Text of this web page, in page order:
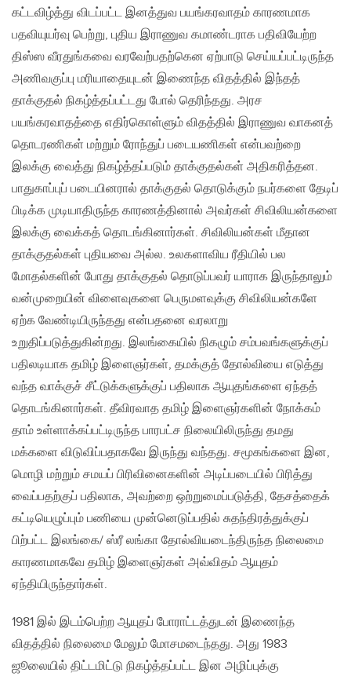
கட்டவிழ்த்து விடப்பட்ட இனத்துவ பயங்கரவாதம் காரணமாக
பதவியுயர்வு பெற்று, புதிய இராணுவ கமாண்டராக பதிவியேற்ற
திஸ்ஸ வீரதுங்கவை வரவேற்பதற்கென ஏற்பாடு செய்யப்பட்டிருந்த
அணிவகுப்பு மரியாதையுடன் இணைந்த விதத்தில் இந்தத்
தாக்குதல் நிகழ்த்தப்பட்டது போல் தெரிந்தது. அரச
பயங்கரவாதத்தை எதிர்கொள்ளும் விதத்தில் இராணுவ வாகனத்
தொடரணிகள் மற்றும் ரோந்துப் படையணிகள் என்பவற்றை
இலக்கு வைத்து நிகழ்த்தப்படும் தாக்குதல்கள் அதிகரித்தன.
பாதுகாப்புப் படையினரால் தாக்குதல் தொடுக்கும் நபர்களை தேடிப்
பிடிக்க முடியாதிருந்த காரணத்தினால் அவர்கள் சிவிலியன்களை
இலக்கு வைக்கத் தொடங்கினார்கள். சிவிலியன்கள் மீதான
தாக்குதல்கள் புதியவை அல்ல. உலகளாவிய ரீதியில் பல
மோதல்களின் போது தாக்குதல் தொடுப்பவர் யாராக இருந்தாலும்
வன்முறையின் விளைவுகளை பெருமளவுக்கு சிவிலியன்களே
ஏற்க வேண்டியிருந்தது என்பதனை வரலாறு
உறுதிப்படுத்துகின்றது. இலங்கையில் நிகழும் சம்பவங்களுக்குப்
பதிலடியாக தமிழ் இளைஞர்கள், தமக்குத் தோல்வியை எடுத்து
வந்த வாக்குச் சீட்டுக்களுக்குப் பதிலாக ஆயுதங்களை ஏந்தத்
தொடங்கினார்கள். தீவிரவாத தமிழ் இளைஞர்களின் நோக்கம்
தாம் உள்ளாக்கப்பட்டிருந்த பாரபட்ச நிலையிலிருந்து தமது
மக்களை விடுவிப்பதாகவே இருந்து வந்தது. சமூகங்களை இன,
மொழி மற்றும் சமயப் பிரிவினைகளின் அடிப்படையில் பிரித்து
வைப்பதற்குப் பதிலாக, அவற்றை ஒற்றுமைப்படுத்தி, தேசத்தைக்
கட்டியெழுப்பும் பணியை முன்னெடுப்பதில் சுதந்திரத்துக்குப்
பிற்பட்ட இலங்கை/ ஸ்ரீ லங்கா தோல்வியடைந்திருந்த நிலைமை
காரணமாகவே தமிழ் இளைஞர்கள் அவ்விதம் ஆயுதம்
ஏந்தியிருந்தார்கள்.
1981 இல் இடம்பெற்ற ஆயுதப் போராட்டத்துடன் இணைந்த
விதத்தில் நிலைமை மேலும் மோசமடைந்தது. அது 1983
ஜூலையில் திட்டமிட்டு நிகழ்த்தப்பட்ட இன அழிப்புக்கு